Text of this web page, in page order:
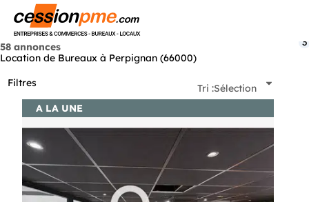
58 annonces
Location de Bureaux à Perpignan (66000)
Filtres
3
Tri :Sélection
A LA UNE